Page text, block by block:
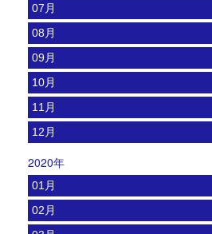
07月
08月
09月
10月
11月
12月
2020年
01月
02月